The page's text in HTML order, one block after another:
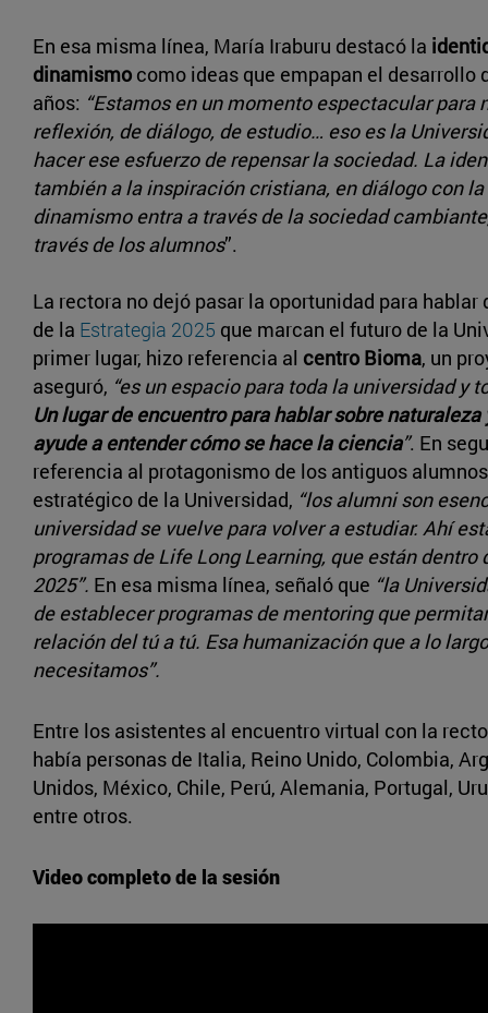
En esa misma línea, María Iraburu destacó la
dinamismo como ideas que empapan el desarrollo
años: “Estamos en un momento espectacular para
reflexión, de diálogo, de estudio… eso es la
hacer ese esfuerzo de repensar la sociedad. La
también a la inspiración cristiana, en diálogo con la
dinamismo entra a través de la sociedad
través de los alumnos”.
La rectora no dejó pasar la oportunidad para hablar
de la Estrategia 2025 que marcan el futuro de la
primer lugar, hizo referencia al centro Bioma, un
aseguró, “es un espacio para toda la universidad y
Un lugar de encuentro para hablar sobre
ayude a entender cómo se hace la ciencia”. En
referencia al protagonismo de los antiguos
estratégico de la Universidad, “los alumni son
universidad se vuelve para volver a estudiar. Ahí
programas de Life Long Learning, que están dentro
2025”. En esa misma línea, señaló que “la
de establecer programas de mentoring que
relación del tú a tú. Esa humanización que a lo
necesitamos”.
Entre los asistentes al encuentro virtual con la
había personas de Italia, Reino Unido, Colombia,
Unidos, México, Chile, Perú, Alemania, Portugal,
entre otros.
Video completo de la sesión